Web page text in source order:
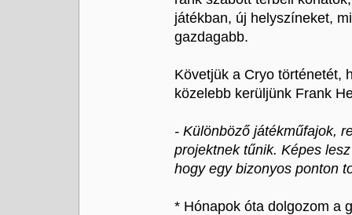
játékban, új helyszíneket,
gazdagabb.
Követjük a Cryo történetét,
közelebb kerüljünk Frank
- Különböző játékműfajok,
projektnek tűnik. Képes
hogy egy bizonyos ponton
* Hónapok óta dolgozom a